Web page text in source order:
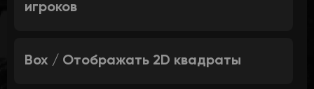
игроков
Box / Отображать 2D квадраты